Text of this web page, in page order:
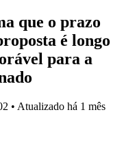
que o prazo
é longo
para a
• Atualizado há 1 mês